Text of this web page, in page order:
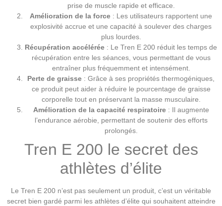
prise de muscle rapide et efficace.
Amélioration de la force : Les utilisateurs rapportent une
explosivité accrue et une capacité à soulever des charges
plus lourdes.
Récupération accélérée : Le Tren E 200 réduit les temps de
récupération entre les séances, vous permettant de vous
entraîner plus fréquemment et intensément.
Perte de graisse : Grâce à ses propriétés thermogéniques,
ce produit peut aider à réduire le pourcentage de graisse
corporelle tout en préservant la masse musculaire.
Amélioration de la capacité respiratoire: Il augmente
l’endurance aérobie, permettant de soutenir des efforts
prolongés.
Tren E 200 le secret des
athlètes d’élite
Le Tren E 200 n’est pas seulement un produit, c’est un véritable
secret bien gardé parmi les athlètes d’élite qui souhaitent atteindre